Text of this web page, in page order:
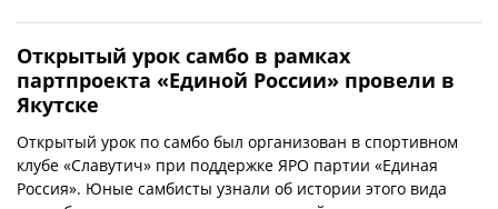
Открытый урок самбо в рамках
партпроекта «Единой России» провели в
Якутске
Открытый урок по самбо был организован в спортивном
клубе «Славутич» при поддержке ЯРО партии «Единая
Россия». Юные самбисты узнали об истории этого вида